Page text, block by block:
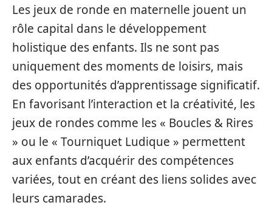
Les jeux de ronde en maternelle jouent un
rôle capital dans le développement
holistique des enfants. Ils ne sont pas
uniquement des moments de loisirs, mais
des opportunités d’apprentissage significatif.
En favorisant l’interaction et la créativité, les
jeux de rondes comme les « Boucles & Rires
» ou le « Tourniquet Ludique » permettent
aux enfants d’acquérir des compétences
variées, tout en créant des liens solides avec
leurs camarades.